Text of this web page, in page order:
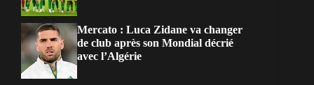
Mercato : Luca Zidane va changer
de club après son Mondial décrié
avec l’Algérie